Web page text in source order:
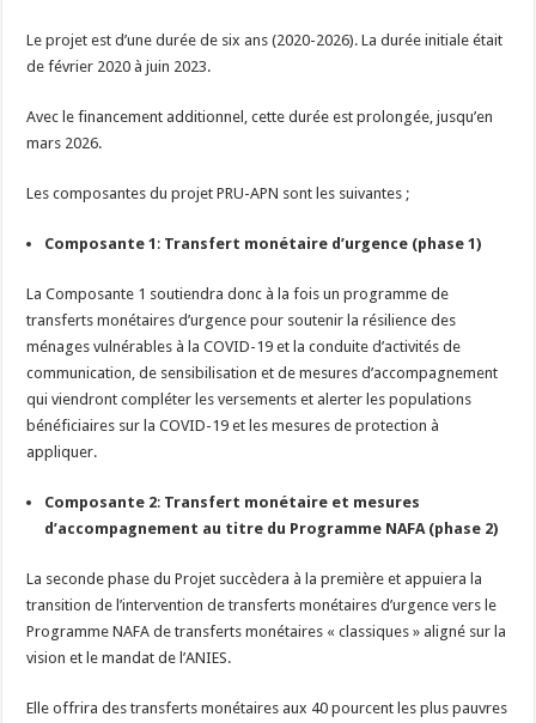
Le projet est d’une durée de six ans (2020-2026). La durée initiale était
de février 2020 à juin 2023.
Avec le financement additionnel, cette durée est prolongée, jusqu’en
mars 2026.
Les composantes du projet PRU-APN sont les suivantes ;
Composante 1 : Transfert monétaire d’urgence (phase 1)
La Composante 1 soutiendra donc à la fois un programme de
transferts monétaires d’urgence pour soutenir la résilience des
ménages vulnérables à la COVID-19 et la conduite d’activités de
communication, de sensibilisation et de mesures d’accompagnement
qui viendront compléter les versements et alerter les populations
bénéficiaires sur la COVID-19 et les mesures de protection à
appliquer.
Composante 2: Transfert monétaire et mesures
d’accompagnement au titre du Programme NAFA (phase 2)
La seconde phase du Projet succèdera à la première et appuiera la
transition de l’intervention de transferts monétaires d’urgence vers le
Programme NAFA de transferts monétaires « classiques » aligné sur la
vision et le mandat de l’ANIES.
Elle offrira des transferts monétaires aux 40 pourcent les plus pauvres